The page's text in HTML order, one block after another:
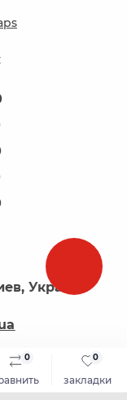
0
закладки
0
Украина